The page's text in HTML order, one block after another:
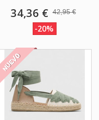
34,36 € 42,95 €
-20%
NUEVO